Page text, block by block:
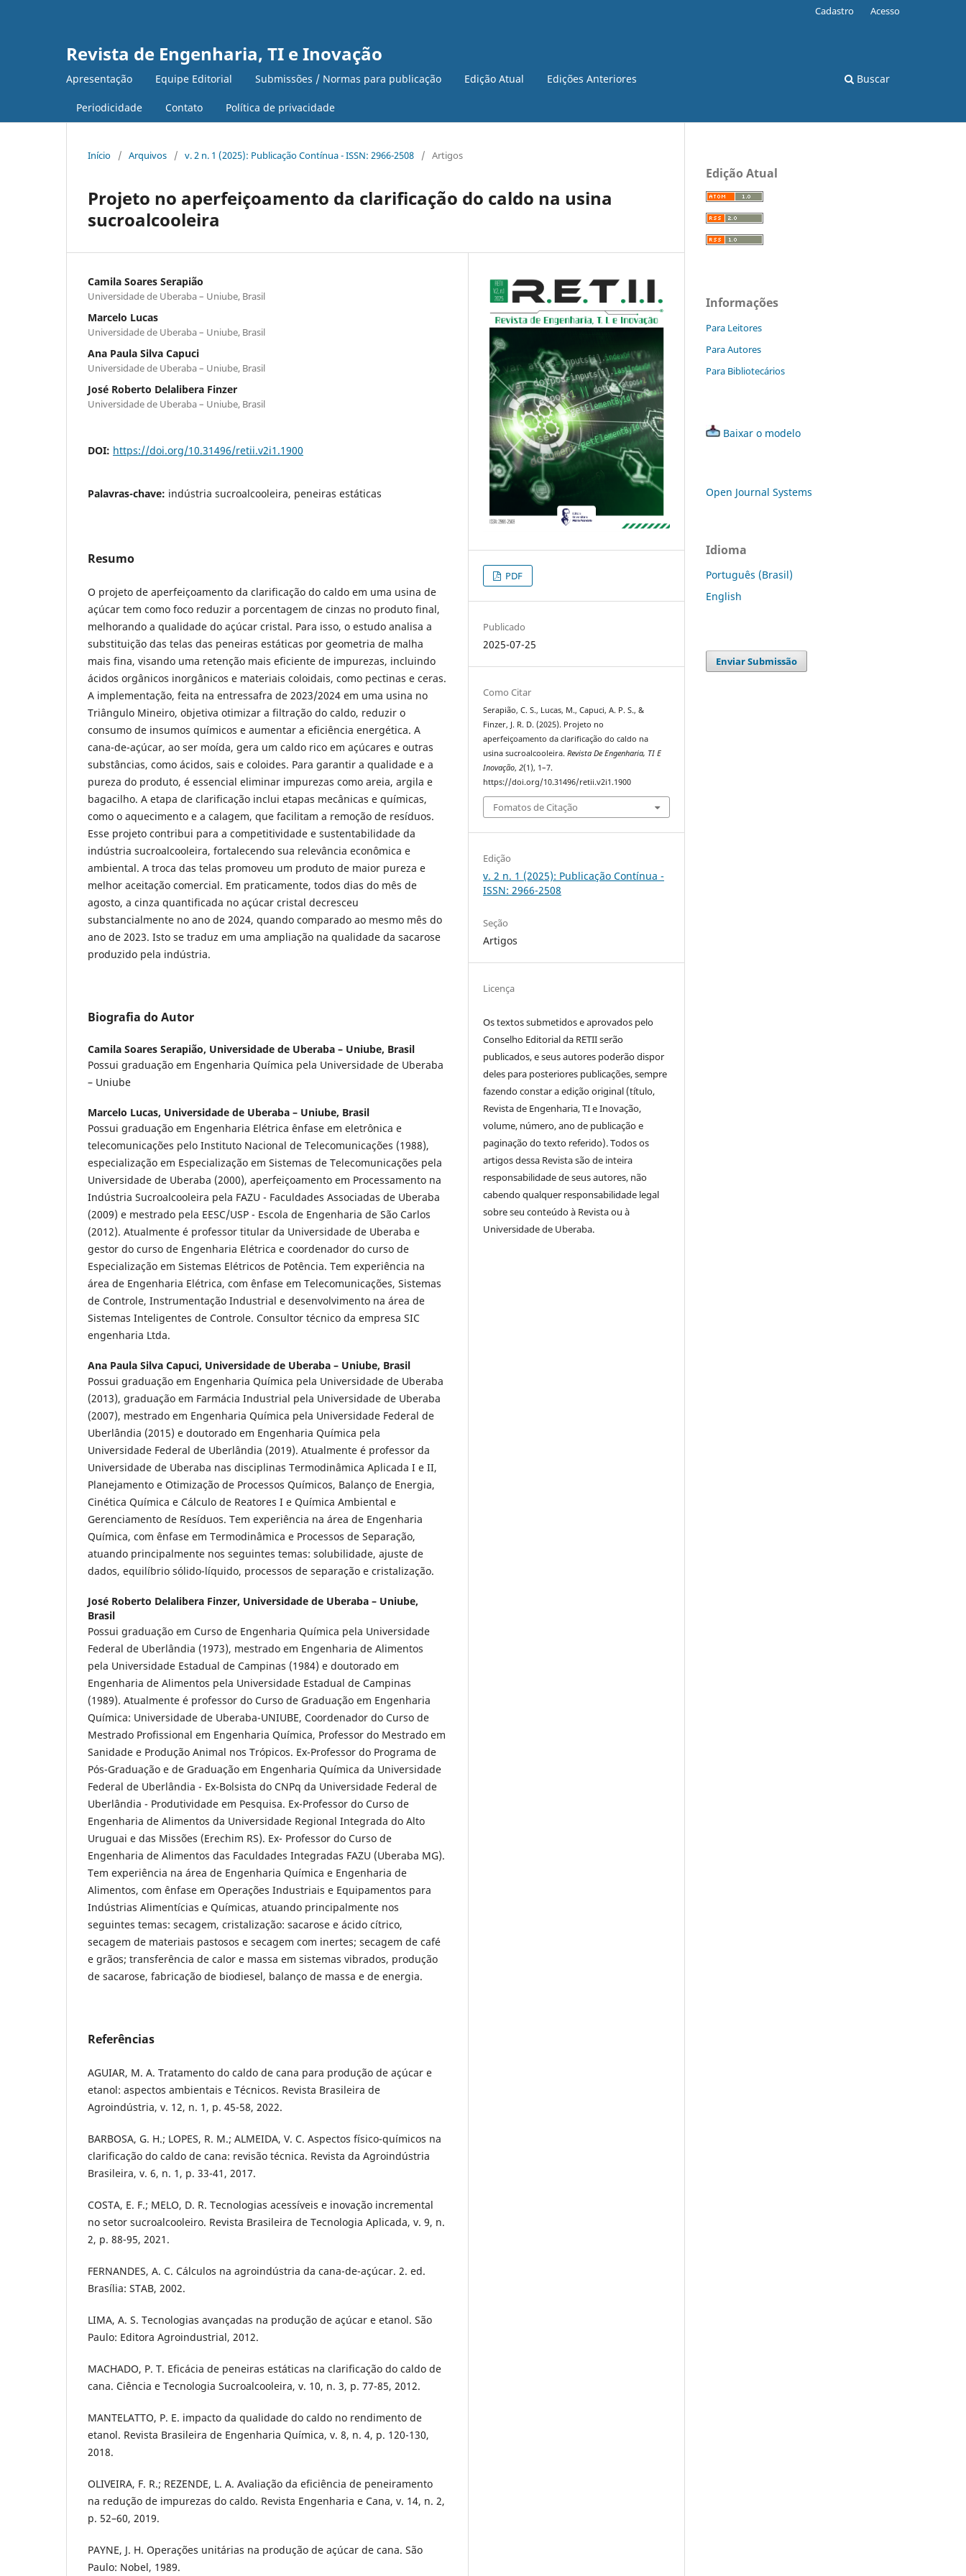
Revista de Engenharia, TI e Inovação
Apresentação Equipe Editorial Submissões / Normas para publicação Edição Atual Edições Anteriores
Periodicidade Contato Política de privacidade
Buscar
Cadastro Acesso
Início / Arquivos / v. 2 n. 1 (2025): Publicação Contínua - ISSN: 2966-2508 / Artigos
Projeto no aperfeiçoamento da clarificação do caldo na usina
sucroalcooleira
Camila Soares Serapião
Universidade de Uberaba – Uniube, Brasil
Marcelo Lucas
Universidade de Uberaba – Uniube, Brasil
Ana Paula Silva Capuci
Universidade de Uberaba – Uniube, Brasil
José Roberto Delalibera Finzer
Universidade de Uberaba – Uniube, Brasil
DOI: https://doi.org/10.31496/retii.v2i1.1900
Palavras-chave: indústria sucroalcooleira, peneiras estáticas
Resumo
O projeto de aperfeiçoamento da clarificação do caldo em uma usina de
açúcar tem como foco reduzir a porcentagem de cinzas no produto final,
melhorando a qualidade do açúcar cristal. Para isso, o estudo analisa a
substituição das telas das peneiras estáticas por geometria de malha
mais fina, visando uma retenção mais eficiente de impurezas, incluindo
ácidos orgânicos inorgânicos e materiais coloidais, como pectinas e ceras.
A implementação, feita na entressafra de 2023/2024 em uma usina no
Triângulo Mineiro, objetiva otimizar a filtração do caldo, reduzir o
consumo de insumos químicos e aumentar a eficiência energética. A
cana-de-açúcar, ao ser moída, gera um caldo rico em açúcares e outras
substâncias, como ácidos, sais e coloides. Para garantir a qualidade e a
pureza do produto, é essencial eliminar impurezas como areia, argila e
bagacilho. A etapa de clarificação inclui etapas mecânicas e químicas,
como o aquecimento e a calagem, que facilitam a remoção de resíduos.
Esse projeto contribui para a competitividade e sustentabilidade da
indústria sucroalcooleira, fortalecendo sua relevância econômica e
ambiental. A troca das telas promoveu um produto de maior pureza e
melhor aceitação comercial. Em praticamente, todos dias do mês de
agosto, a cinza quantificada no açúcar cristal decresceu
substancialmente no ano de 2024, quando comparado ao mesmo mês do
ano de 2023. Isto se traduz em uma ampliação na qualidade da sacarose
produzido pela indústria.
Biografia do Autor
Camila Soares Serapião, Universidade de Uberaba – Uniube, Brasil
Possui graduação em Engenharia Química pela Universidade de Uberaba
– Uniube
Marcelo Lucas, Universidade de Uberaba – Uniube, Brasil
Possui graduação em Engenharia Elétrica ênfase em eletrônica e
telecomunicações pelo Instituto Nacional de Telecomunicações (1988),
especialização em Especialização em Sistemas de Telecomunicações pela
Universidade de Uberaba (2000), aperfeiçoamento em Processamento na
Indústria Sucroalcooleira pela FAZU - Faculdades Associadas de Uberaba
(2009) e mestrado pela EESC/USP - Escola de Engenharia de São Carlos
(2012). Atualmente é professor titular da Universidade de Uberaba e
gestor do curso de Engenharia Elétrica e coordenador do curso de
Especialização em Sistemas Elétricos de Potência. Tem experiência na
área de Engenharia Elétrica, com ênfase em Telecomunicações, Sistemas
de Controle, Instrumentação Industrial e desenvolvimento na área de
Sistemas Inteligentes de Controle. Consultor técnico da empresa SIC
engenharia Ltda.
Ana Paula Silva Capuci, Universidade de Uberaba – Uniube, Brasil
Possui graduação em Engenharia Química pela Universidade de Uberaba
(2013), graduação em Farmácia Industrial pela Universidade de Uberaba
(2007), mestrado em Engenharia Química pela Universidade Federal de
Uberlândia (2015) e doutorado em Engenharia Química pela
Universidade Federal de Uberlândia (2019). Atualmente é professor da
Universidade de Uberaba nas disciplinas Termodinâmica Aplicada I e II,
Planejamento e Otimização de Processos Químicos, Balanço de Energia,
Cinética Química e Cálculo de Reatores I e Química Ambiental e
Gerenciamento de Resíduos. Tem experiência na área de Engenharia
Química, com ênfase em Termodinâmica e Processos de Separação,
atuando principalmente nos seguintes temas: solubilidade, ajuste de
dados, equilíbrio sólido-líquido, processos de separação e cristalização.
José Roberto Delalibera Finzer, Universidade de Uberaba – Uniube,
Brasil
Possui graduação em Curso de Engenharia Química pela Universidade
Federal de Uberlândia (1973), mestrado em Engenharia de Alimentos
pela Universidade Estadual de Campinas (1984) e doutorado em
Engenharia de Alimentos pela Universidade Estadual de Campinas
(1989). Atualmente é professor do Curso de Graduação em Engenharia
Química: Universidade de Uberaba-UNIUBE, Coordenador do Curso de
Mestrado Profissional em Engenharia Química, Professor do Mestrado em
Sanidade e Produção Animal nos Trópicos. Ex-Professor do Programa de
Pós-Graduação e de Graduação em Engenharia Química da Universidade
Federal de Uberlândia - Ex-Bolsista do CNPq da Universidade Federal de
Uberlândia - Produtividade em Pesquisa. Ex-Professor do Curso de
Engenharia de Alimentos da Universidade Regional Integrada do Alto
Uruguai e das Missões (Erechim RS). Ex- Professor do Curso de
Engenharia de Alimentos das Faculdades Integradas FAZU (Uberaba MG).
Tem experiência na área de Engenharia Química e Engenharia de
Alimentos, com ênfase em Operações Industriais e Equipamentos para
Indústrias Alimentícias e Químicas, atuando principalmente nos
seguintes temas: secagem, cristalização: sacarose e ácido cítrico,
secagem de materiais pastosos e secagem com inertes; secagem de café
e grãos; transferência de calor e massa em sistemas vibrados, produção
de sacarose, fabricação de biodiesel, balanço de massa e de energia.
Referências
AGUIAR, M. A. Tratamento do caldo de cana para produção de açúcar e
etanol: aspectos ambientais e Técnicos. Revista Brasileira de
Agroindústria, v. 12, n. 1, p. 45-58, 2022.
BARBOSA, G. H.; LOPES, R. M.; ALMEIDA, V. C. Aspectos físico-químicos na
clarificação do caldo de cana: revisão técnica. Revista da Agroindústria
Brasileira, v. 6, n. 1, p. 33-41, 2017.
COSTA, E. F.; MELO, D. R. Tecnologias acessíveis e inovação incremental
no setor sucroalcooleiro. Revista Brasileira de Tecnologia Aplicada, v. 9, n.
2, p. 88-95, 2021.
FERNANDES, A. C. Cálculos na agroindústria da cana-de-açúcar. 2. ed.
Brasília: STAB, 2002.
LIMA, A. S. Tecnologias avançadas na produção de açúcar e etanol. São
Paulo: Editora Agroindustrial, 2012.
MACHADO, P. T. Eficácia de peneiras estáticas na clarificação do caldo de
cana. Ciência e Tecnologia Sucroalcooleira, v. 10, n. 3, p. 77-85, 2012.
MANTELATTO, P. E. impacto da qualidade do caldo no rendimento de
etanol. Revista Brasileira de Engenharia Química, v. 8, n. 4, p. 120-130,
2018.
OLIVEIRA, F. R.; REZENDE, L. A. Avaliação da eficiência de peneiramento
na redução de impurezas do caldo. Revista Engenharia e Cana, v. 14, n. 2,
p. 52–60, 2019.
PAYNE, J. H. Operações unitárias na produção de açúcar de cana. São
Paulo: Nobel, 1989.
PDF
Publicado
2025-07-25
Como Citar
Serapião, C. S., Lucas, M., Capuci, A. P. S., &
Finzer, J. R. D. (2025). Projeto no
aperfeiçoamento da clarificação do caldo na
usina sucroalcooleira.Revista De Engenharia, TI E
Inovação,2(1), 1–7.
https://doi.org/10.31496/retii.v2i1.1900
Fomatos de Citação
Edição
v. 2 n. 1 (2025): Publicação Contínua -
ISSN: 2966-2508
Seção
Artigos
Licença
Os textos submetidos e aprovados pelo
Conselho Editorial da RETII serão
publicados, e seus autores poderão dispor
deles para posteriores publicações, sempre
fazendo constar a edição original (título,
Revista de Engenharia, TI e Inovação,
volume, número, ano de publicação e
paginação do texto referido). Todos os
artigos dessa Revista são de inteira
responsabilidade de seus autores, não
cabendo qualquer responsabilidade legal
sobre seu conteúdo à Revista ou à
Universidade de Uberaba.
Edição Atual
Informações
Para Leitores
Para Autores
Para Bibliotecários
Baixar o modelo
Open Journal Systems
Idioma
Português (Brasil)
English
Enviar Submissão